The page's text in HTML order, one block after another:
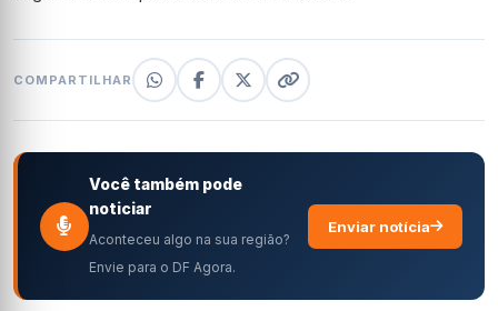
COMPARTILHAR
Você também pode
noticiar
Aconteceu algo na sua região?
Envie para o DF Agora.
Enviar notícia